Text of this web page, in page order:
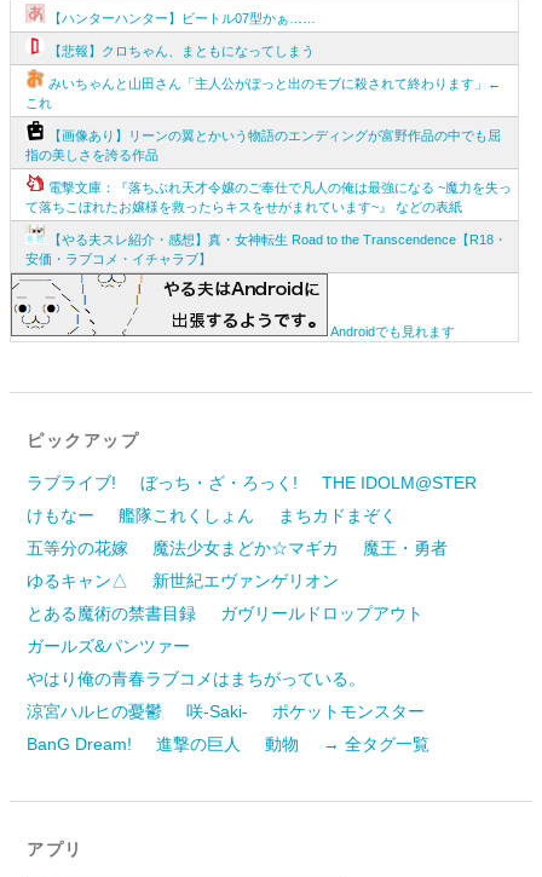
【ハンターハンター】ビートル07型かぁ……
【悲報】クロちゃん、まともになってしまう
みいちゃんと山田さん「主人公がぽっと出のモブに殺されて終わります」←
これ
【画像あり】リーンの翼とかいう物語のエンディングが富野作品の中でも屈
指の美しさを誇る作品
電撃文庫：『落ちぶれ天才令嬢のご奉仕で凡人の俺は最強になる ~魔力を失っ
て落ちこぼれたお嬢様を救ったらキスをせがまれています~』 などの表紙
【やる夫スレ紹介・感想】真・女神転生 Road to the Transcendence【R18・
安価・ラブコメ・イチャラブ】
Androidでも見れます
ピックアップ
ラブライブ! ぼっち・ざ・ろっく!
THE IDOLM@STER
けもなー
艦隊これくしょん
まちカドまぞく
五等分の花嫁
魔法少女まどか☆マギカ
魔王・勇者
ゆるキャン△
新世紀エヴァンゲリオン
とある魔術の禁書目録
ガヴリールドロップアウト
ガールズ&パンツァー
やはり俺の青春ラブコメはまちがっている。
涼宮ハルヒの憂鬱
咲-Saki-
ポケットモンスター
BanG Dream!
進撃の巨人 動物 → 全タグ一覧
アプリ